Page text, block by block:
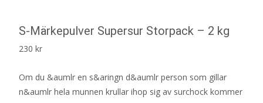
S-Märkepulver Supersur Storpack – 2 kg
230 kr
Om du &aumlr en s&aringn d&aumlr person som gillar
n&aumlr hela munnen krullar ihop sig av surchock kommer